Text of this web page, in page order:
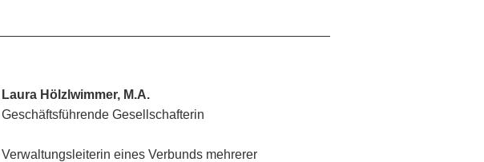
Laura Hölzlwimmer, M.A.
Geschäftsführende Gesellschafterin
Verwaltungsleiterin eines Verbunds mehrerer